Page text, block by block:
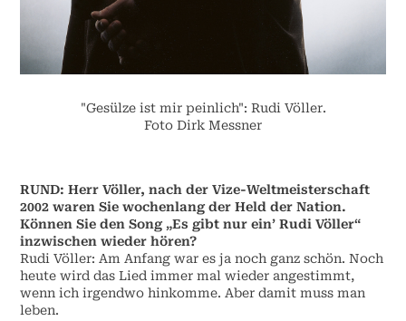
"Gesülze ist mir peinlich": Rudi Völler.
Foto Dirk Messner
RUND: Herr Völler, nach der Vize-Weltmeisterschaft
2002 waren Sie wochenlang der Held der Nation.
Können Sie den Song „Es gibt nur ein’ Rudi Völler“
inzwischen wieder hören?
Rudi Völler: Am Anfang war es ja noch ganz schön. Noch
heute wird das Lied immer mal wieder angestimmt,
wenn ich irgendwo hinkomme. Aber damit muss man
leben.